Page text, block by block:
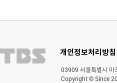
개인정보처리방침
03909 서울특별시 마
Copyright © Since